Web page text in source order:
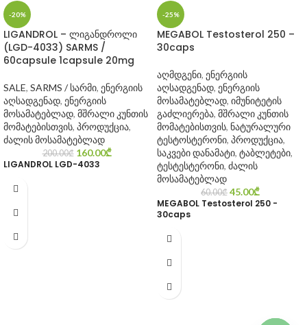
-20%
LIGANDROL – ლიგანდროლი
(LGD-4033) SARMS /
60capsule 1capsule 20mg
SALE, SARMS / სარმი, ენერგიის
აღსადგენად, ენერგიის
მოსამატებლად, მშრალი კუნთის
მომატებისთვის, პროდუქცია,
ძალის მოსამატებლად
200.00₾ 160.00₾
LIGANDROL LGD-4033
-25%
MEGABOL Testosterol 250 –
30caps
აღმდგენი, ენერგიის
აღსადგენად, ენერგიის
მოსამატებლად, იმუნიტეტის
გაძლიერება, მშრალი კუნთის
მომატებისთვის, ნატურალური
ტესტოსტერონი, პროდუქცია,
საკვები დანამატი, ტაბლეტები,
ტესტესტერონი, ძალის
მოსამატებლად
60.00₾ 45.00₾
MEGABOL Testosterol 250 -
30caps